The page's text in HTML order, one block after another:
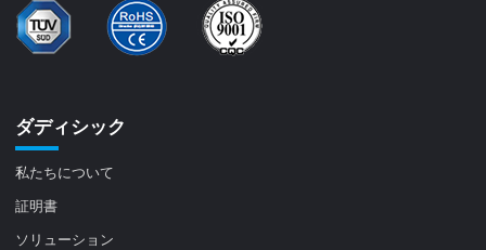
ダディシック
私たちについて
証明書
ソリューション